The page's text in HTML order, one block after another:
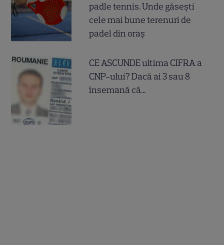
padle tennis. Unde găsești
cele mai bune terenuri de
padel din oraș
CE ASCUNDE ultima CIFRA a
CNP-ului? Dacă ai 3 sau 8
însemană că...